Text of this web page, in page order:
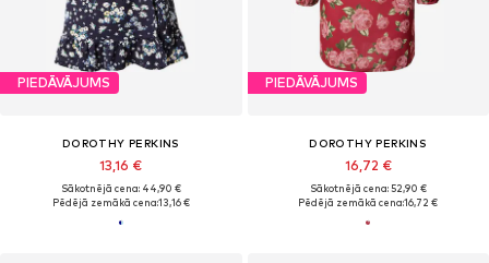
PIEDĀVĀJUMS
DOROTHY PERKINS
13,16 €
Sākotnējā cena: 44,90 €
Pēdējā zemākā cena:13,16 €
PIEDĀVĀJUMS
DOROTHY PERKINS
16,72 €
Sākotnējā cena: 52,90 €
Pēdējā zemākā cena:16,72 €